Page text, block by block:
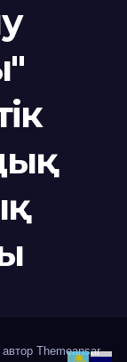
Themeansar